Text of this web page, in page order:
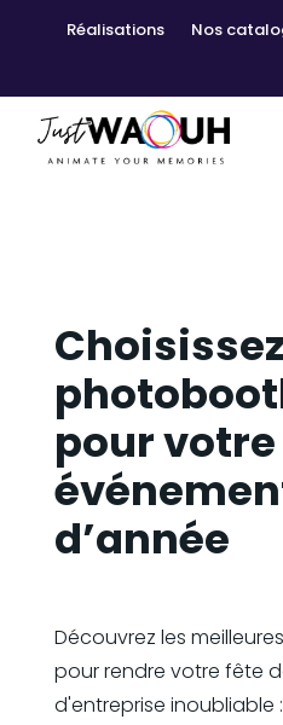
Réalisations Nos
pour votre
d’année
Découvrez les
pour rendre votre fête
d'entreprise inoubliable :